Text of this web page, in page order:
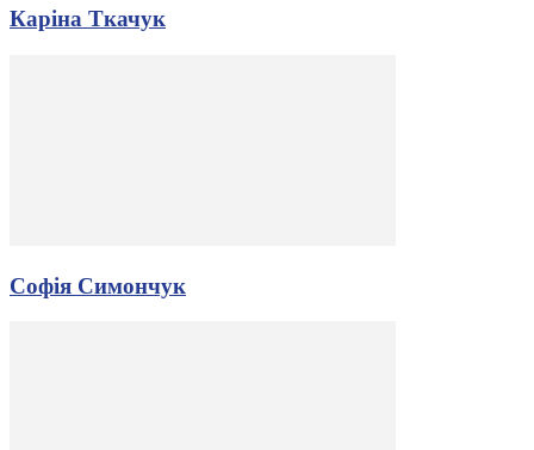
Каріна Ткачук
Софія Симончук